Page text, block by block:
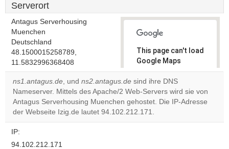
Serverort
Antagus Serverhousing
Muenchen
Deutschland
48.1500015258789,
11.5832996368408
This page can't load
Google Maps
correctly.
Do you
own this
website?
OK
ns1.antagus.de, und ns2.antagus.de sind ihre DNS
Nameserver. Mittels des Apache/2 Web-Servers wird sie von
Antagus Serverhousing Muenchen gehostet. Die IP-Adresse
der Webseite Izig.de lautet 94.102.212.171.
IP:
94.102.212.171